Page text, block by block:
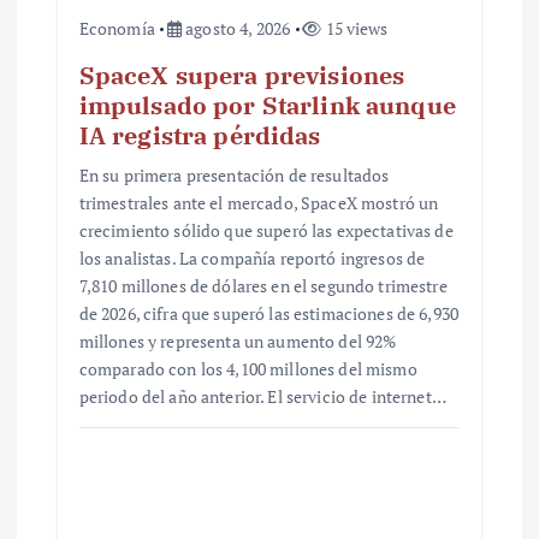
Economía agosto 4, 2026 15 views
SpaceX supera previsiones
impulsado por Starlink aunque
IA registra pérdidas
En su primera presentación de resultados
trimestrales ante el mercado, SpaceX mostró un
crecimiento sólido que superó las expectativas de
los analistas. La compañía reportó ingresos de
7,810 millones de dólares en el segundo trimestre
de 2026, cifra que superó las estimaciones de 6,930
millones y representa un aumento del 92%
comparado con los 4,100 millones del mismo
periodo del año anterior. El servicio de internet…